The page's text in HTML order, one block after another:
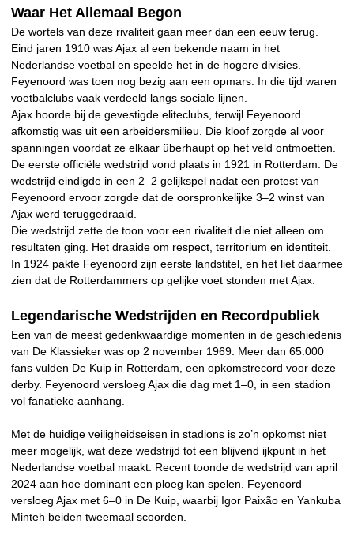
Waar Het Allemaal Begon
De wortels van deze rivaliteit gaan meer dan een eeuw terug.
Eind jaren 1910 was Ajax al een bekende naam in het
Nederlandse voetbal en speelde het in de hogere divisies.
Feyenoord was toen nog bezig aan een opmars. In die tijd waren
voetbalclubs vaak verdeeld langs sociale lijnen.
Ajax hoorde bij de gevestigde eliteclubs, terwijl Feyenoord
afkomstig was uit een arbeidersmilieu. Die kloof zorgde al voor
spanningen voordat ze elkaar überhaupt op het veld ontmoetten.
De eerste officiële wedstrijd vond plaats in 1921 in Rotterdam. De
wedstrijd eindigde in een 2–2 gelijkspel nadat een protest van
Feyenoord ervoor zorgde dat de oorspronkelijke 3–2 winst van
Ajax werd teruggedraaid.
Die wedstrijd zette de toon voor een rivaliteit die niet alleen om
resultaten ging. Het draaide om respect, territorium en identiteit.
In 1924 pakte Feyenoord zijn eerste landstitel, en het liet daarmee
zien dat de Rotterdammers op gelijke voet stonden met Ajax.
Legendarische Wedstrijden en Recordpubliek
Een van de meest gedenkwaardige momenten in de geschiedenis
van De Klassieker was op 2 november 1969. Meer dan 65.000
fans vulden De Kuip in Rotterdam, een opkomstrecord voor deze
derby. Feyenoord versloeg Ajax die dag met 1–0, in een stadion
vol fanatieke aanhang.
Met de huidige veiligheidseisen in stadions is zo’n opkomst niet
meer mogelijk, wat deze wedstrijd tot een blijvend ijkpunt in het
Nederlandse voetbal maakt. Recent toonde de wedstrijd van april
2024 aan hoe dominant een ploeg kan spelen. Feyenoord
versloeg Ajax met 6–0 in De Kuip, waarbij Igor Paixão en Yankuba
Minteh beiden tweemaal scoorden.